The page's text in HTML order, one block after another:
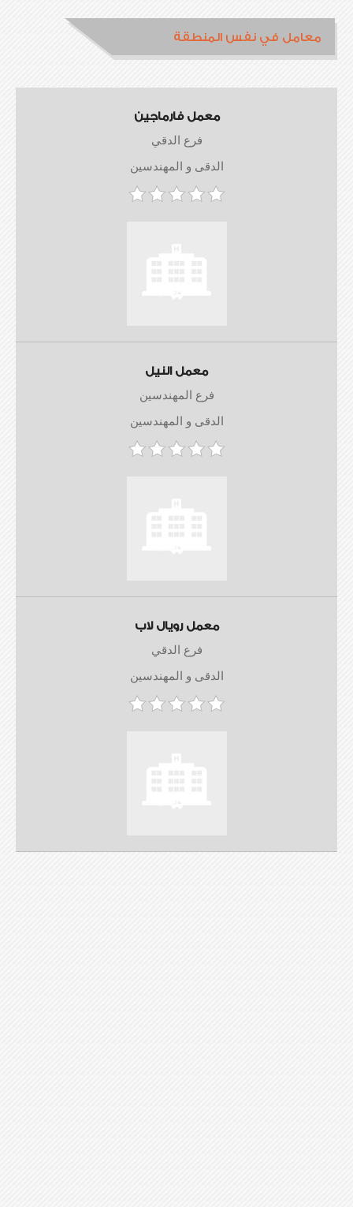
معامل في نفس المنطقة
معمل فارماجين
فرع الدقي
الدقى و المهندسين
معمل النيل
فرع المهندسين
الدقى و المهندسين
معمل رويال لاب
فرع الدقي
الدقى و المهندسين